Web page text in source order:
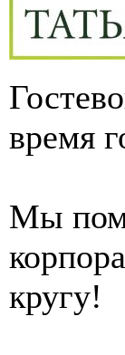
время
Мы
кругу!